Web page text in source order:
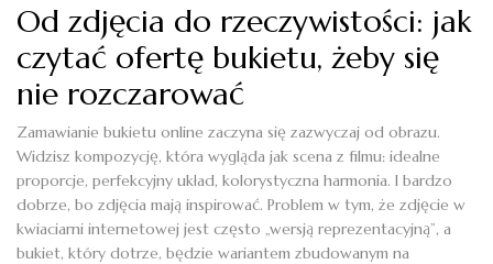
Od zdjęcia do rzeczywistości: jak
czytać ofertę bukietu, żeby się
nie rozczarować
Zamawianie bukietu online zaczyna się zazwyczaj od obrazu.
Widzisz kompozycję, która wygląda jak scena z filmu: idealne
proporcje, perfekcyjny układ, kolorystyczna harmonia. I bardzo
dobrze, bo zdjęcia mają inspirować. Problem w tym, że zdjęcie w
kwiaciarni internetowej jest często „wersją reprezentacyjną”, a
bukiet, który dotrze, będzie wariantem zbudowanym na